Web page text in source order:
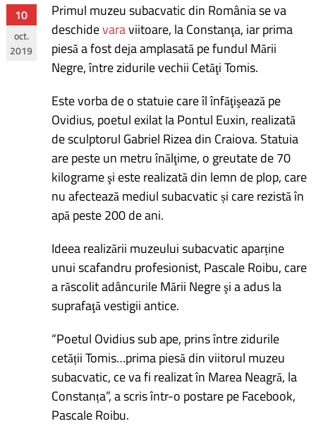
10
oct.
2019
Primul muzeu subacvatic din România se va
deschidevaraviitoare, la Constanţa, iar prima
piesă a fost deja amplasată pe fundul Mării
Negre, între zidurile vechii Cetăţi Tomis.
Este vorba de o statuie care îl înfăţişează pe
Ovidius, poetul exilat la Pontul Euxin, realizată
de sculptorul Gabriel Rizea din Craiova. Statuia
are peste un metru înălţime, o greutate de 70
kilograme şi este realizată din lemn de plop, care
nu afectează mediul subacvatic și care rezistă în
apă peste 200 de ani.
Ideea realizării muzeului subacvatic aparține
unui scafandru profesionist, Pascale Roibu, care
a răscolit adâncurile Mării Negre şi a adus la
suprafaţă vestigii antice.
“Poetul Ovidius sub ape, prins între zidurile
cetății Tomis…prima piesă din viitorul muzeu
subacvatic, ce va fi realizat în Marea Neagră, la
Constanța”, a scris într-o postare pe Facebook,
Pascale Roibu.
Navigare
în
articole